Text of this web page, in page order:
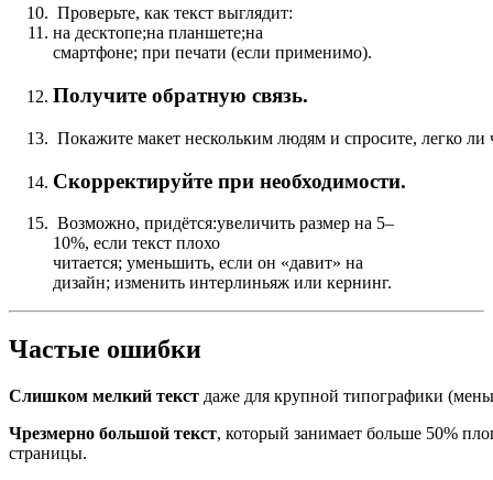
Проверьте, как текст выглядит:
на десктопе;на планшете;на
смартфоне; при печати (если применимо).
Получите обратную связь.
Покажите макет нескольким людям и спросите, легко ли
Скорректируйте при необходимости.
Возможно, придётся:увеличить размер на 5–
10%, если текст плохо
читается; уменьшить, если он «давит» на
дизайн; изменить интерлиньяж или кернинг.
Частые ошибки
Слишком мелкий текст даже для крупной типографики
Чрезмерно большой текст, который занимает больше 50%
страницы.